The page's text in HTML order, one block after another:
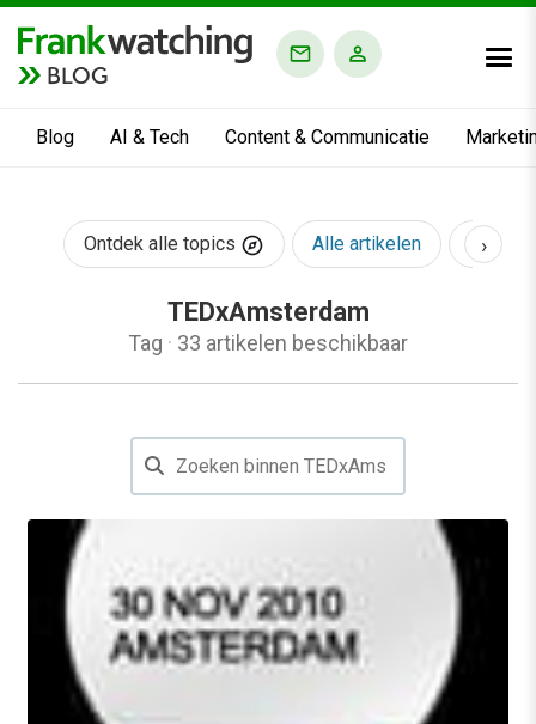
BLOG
Blog AI & Tech Content & Communicatie
Ontdek alle topics Alle artikelen AI &
›
TEDxAmsterdam
Tag · 33 artikelen beschikbaar